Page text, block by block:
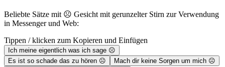
Beliebte Sätze mit ☹️ Gesicht mit gerunzelter Stirn zur Verwendung
in Messenger und Web:
Tippen / klicken zum Kopieren und Einfügen
Ich meine eigentlich was ich sage ☹️
Es ist so schade das zu hören ☹️
Mach dir keine Sorgen um mich ☹️